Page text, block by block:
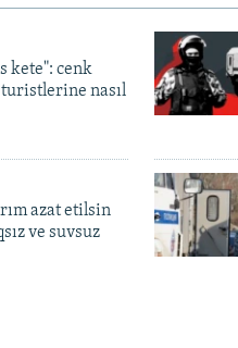
kete": cenk
turistlerine nasıl
azat etilsin
ve suvsuz